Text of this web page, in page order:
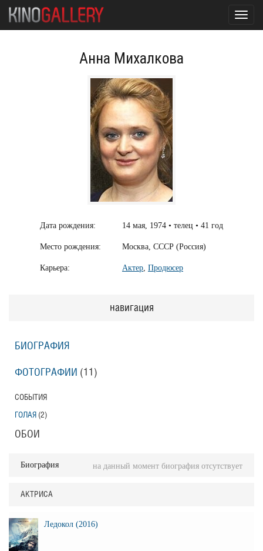
Анна Михалкова
Дата рождения: 14 мая, 1974 • телец • 41 год
Место рождения: Москва, СССР (Россия)
Карьера: Актер, Продюсер
навигация
БИОГРАФИЯ
ФОТОГРАФИИ (11 )
СОБЫТИЯ
ГОЛАЯ (2)
ОБОИ
Биография на данный момент биография отсутствует
АКТРИСА
Ледокол (2016)